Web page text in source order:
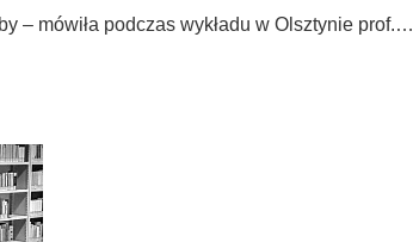
– mówiła podczas wykładu w Olsztynie prof.…